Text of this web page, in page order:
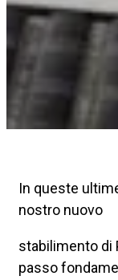
In queste
nostro nuovo
stabilimento di
passo